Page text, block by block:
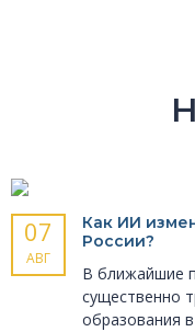
07
АВГ
Как ИИ
России?
В ближайшие
существенно
образования